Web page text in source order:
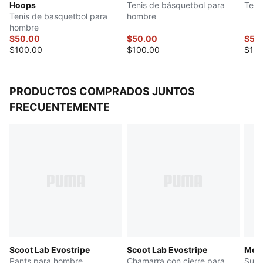
Detalles de la marca Scoot Henderson
Hoops
Tenis de basquetbol para
hombre
$50.00
$100.00
Tenis de básquetbol para
hombre
$50.00
$100.00
PRODUCTOS COMPRADOS JUNTOS
FRECUENTEMENTE
Scoot Lab Evostripe
Pants para hombre
Scoot Lab Evostripe
Chamarra con cierre para